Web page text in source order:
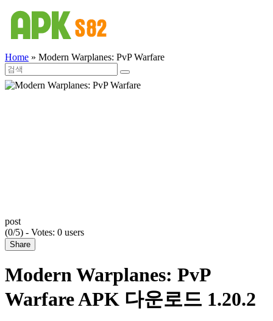
Home » Modern Warplanes: PvP Warfare
post
(0/5) - Votes: 0 users
Share
Modern Warplanes: PvP
Warfare APK 다운로드 1.20.2